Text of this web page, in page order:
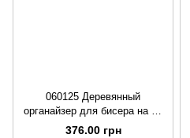
060125 Деревянный
органайзер для бисера на 19
ячеек с крышкой, Соты
376.00 грн